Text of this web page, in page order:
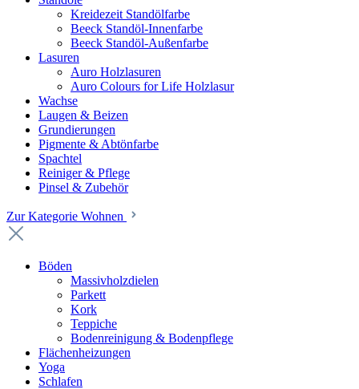
Kreidezeit Standölfarbe
Beeck Standöl-Innenfarbe
Beeck Standöl-Außenfarbe
Lasuren
Auro Holzlasuren
Auro Colours for Life Holzlasur
Wachse
Laugen & Beizen
Grundierungen
Pigmente & Abtönfarbe
Spachtel
Reiniger & Pflege
Pinsel & Zubehör
Zur Kategorie Wohnen
Böden
Massivholzdielen
Parkett
Kork
Teppiche
Bodenreinigung & Bodenpflege
Flächenheizungen
Yoga
Schlafen